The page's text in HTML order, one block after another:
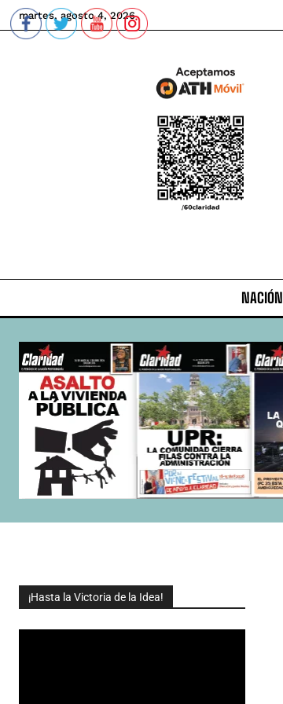
martes, agosto 4, 2026
NACIÓN
¡Hasta la Victoria de la Idea!